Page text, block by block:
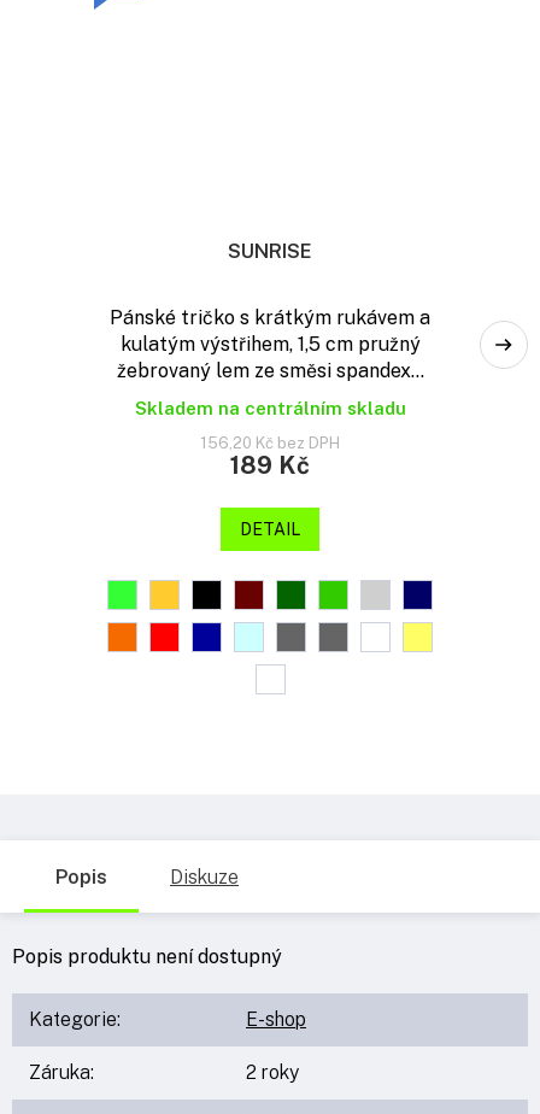
SUNRISE
Pánské tričko s krátkým rukávem a
kulatým výstřihem, 1,5 cm pružný
žebrovaný lem ze směsi spandex...
Skladem na centrálním skladu
156,20 Kč bez DPH
189 Kč
DETAIL
Popis Diskuze
Popis produktu není dostupný
Kategorie: E-shop
Záruka: 2 roky